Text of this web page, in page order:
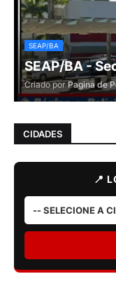
SEAP/BA
SEAP/BA -
Criado por Pagina de
CIDADES
📍